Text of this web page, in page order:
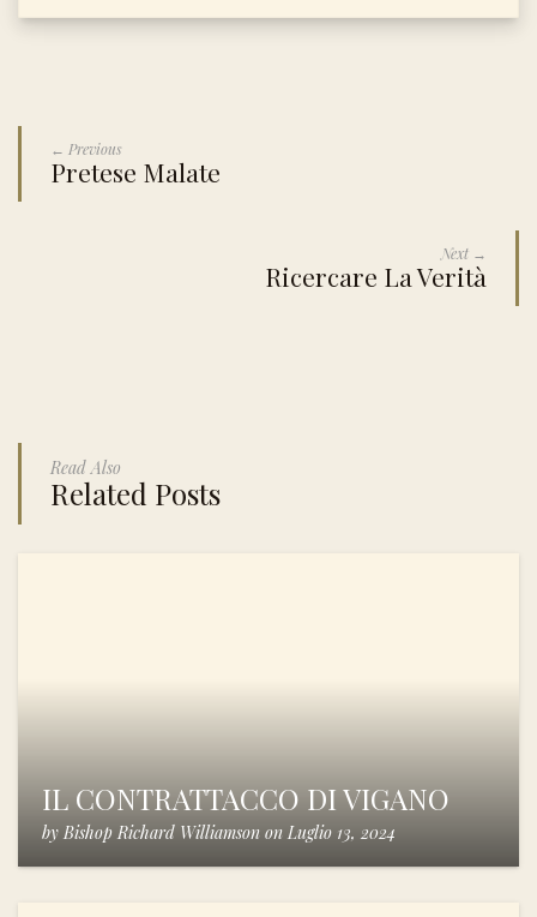
← Previous
Pretese Malate
Next →
Ricercare La Verità
Read Also
Related Posts
IL CONTRATTACCO DI VIGANO
by Bishop Richard Williamson on Luglio 13, 2024